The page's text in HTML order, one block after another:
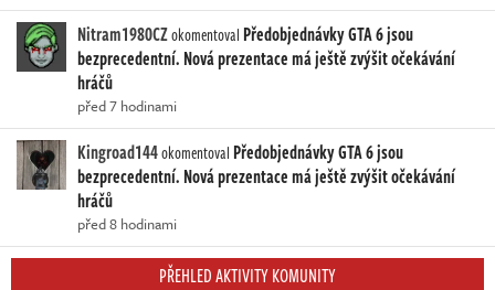
Nitram1980CZokomentoval Předobjednávky GTA 6 jsou
bezprecedentní. Nová prezentace má ještě zvýšit očekávání
hráčů
před 7 hodinami
Kingroad144okomentoval Předobjednávky GTA 6 jsou
bezprecedentní. Nová prezentace má ještě zvýšit očekávání
hráčů
před 8 hodinami
PŘEHLED AKTIVITY KOMUNITY